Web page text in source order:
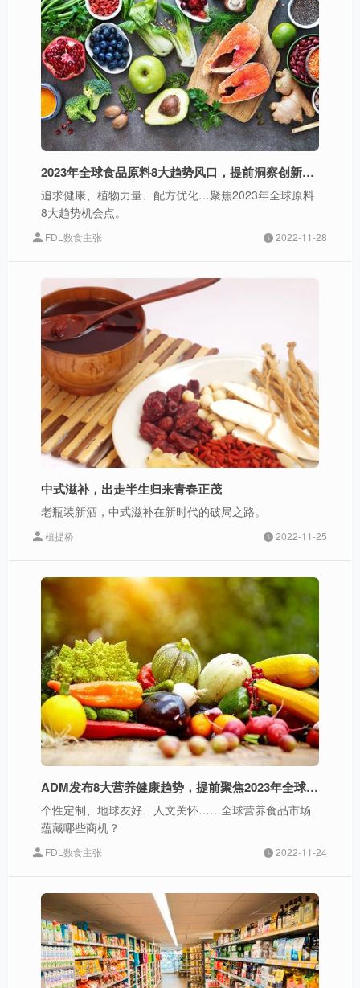
2023年全球食品原料8大趋势风口，提前洞察创新灵感
追求健康、植物力量、配方优化…聚焦2023年全球原料
8大趋势机会点。
FDL数食主张 2022-11-28
中式滋补，出走半生归来青春正茂
老瓶装新酒，中式滋补在新时代的破局之路。
植提桥 2022-11-25
ADM发布8大营养健康趋势，提前聚焦2023年全球营养食品市场新机遇
个性定制、地球友好、人文关怀……全球营养食品市场
蕴藏哪些商机？
FDL数食主张 2022-11-24